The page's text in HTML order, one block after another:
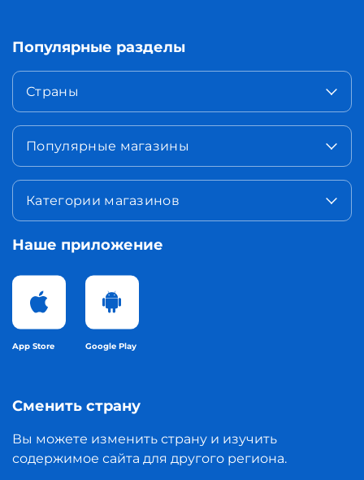
Популярные разделы
Страны
Популярные магазины
Категории магазинов
Наше приложение
App Store Google Play
Сменить страну
Вы можете изменить страну и изучить
содержимое сайта для другого региона.